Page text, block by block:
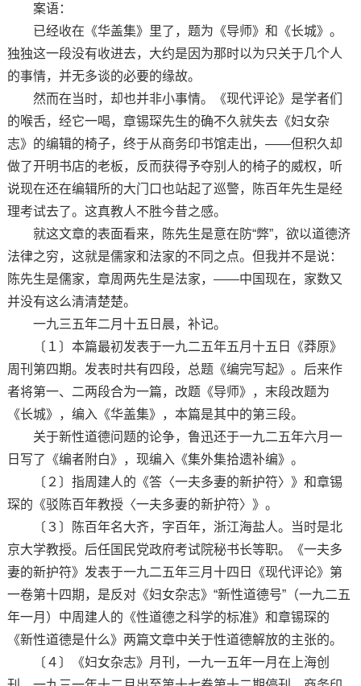
案语：
已经收在《华盖集》里了，题为《导师》和《长城》。
独独这一段没有收进去，大约是因为那时以为只关于几个人
的事情，并无多谈的必要的缘故。
然而在当时，却也并非小事情。《现代评论》是学者们
的喉舌，经它一喝，章锡琛先生的确不久就失去《妇女杂
志》的编辑的椅子，终于从商务印书馆走出，——但积久却
做了开明书店的老板，反而获得予夺别人的椅子的威权，听
说现在还在编辑所的大门口也站起了巡警，陈百年先生是经
理考试去了。这真教人不胜今昔之感。
就这文章的表面看来，陈先生是意在防“弊”，欲以道德济
法律之穷，这就是儒家和法家的不同之点。但我并不是说：
陈先生是儒家，章周两先生是法家，——中国现在，家数又
并没有这么清清楚楚。
一九三五年二月十五日晨，补记。
〔１〕本篇最初发表于一九二五年五月十五日《莽原》
周刊第四期。发表时共有四段，总题《编完写起》。后来作
者将第一、二两段合为一篇，改题《导师》，末段改题为
《长城》，编入《华盖集》，本篇是其中的第三段。
关于新性道德问题的论争，鲁迅还于一九二五年六月一
日写了《编者附白》，现编入《集外集拾遗补编》。
〔２〕指周建人的《答〈一夫多妻的新护符〉》和章锡
琛的《驳陈百年教授〈一夫多妻的新护符〉》。
〔３〕陈百年名大齐，字百年，浙江海盐人。当时是北
京大学教授。后任国民党政府考试院秘书长等职。《一夫多
妻的新护符》发表于一九二五年三月十四日《现代评论》第
一卷第十四期，是反对《妇女杂志》“新性道德号”（一九二五
年一月）中周建人的《性道德之科学的标准》和章锡琛的
《新性道德是什么》两篇文章中关于性道德解放的主张的。
〔４〕《妇女杂志》月刊，一九一五年一月在上海创